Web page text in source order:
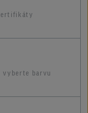
vyberte barvu